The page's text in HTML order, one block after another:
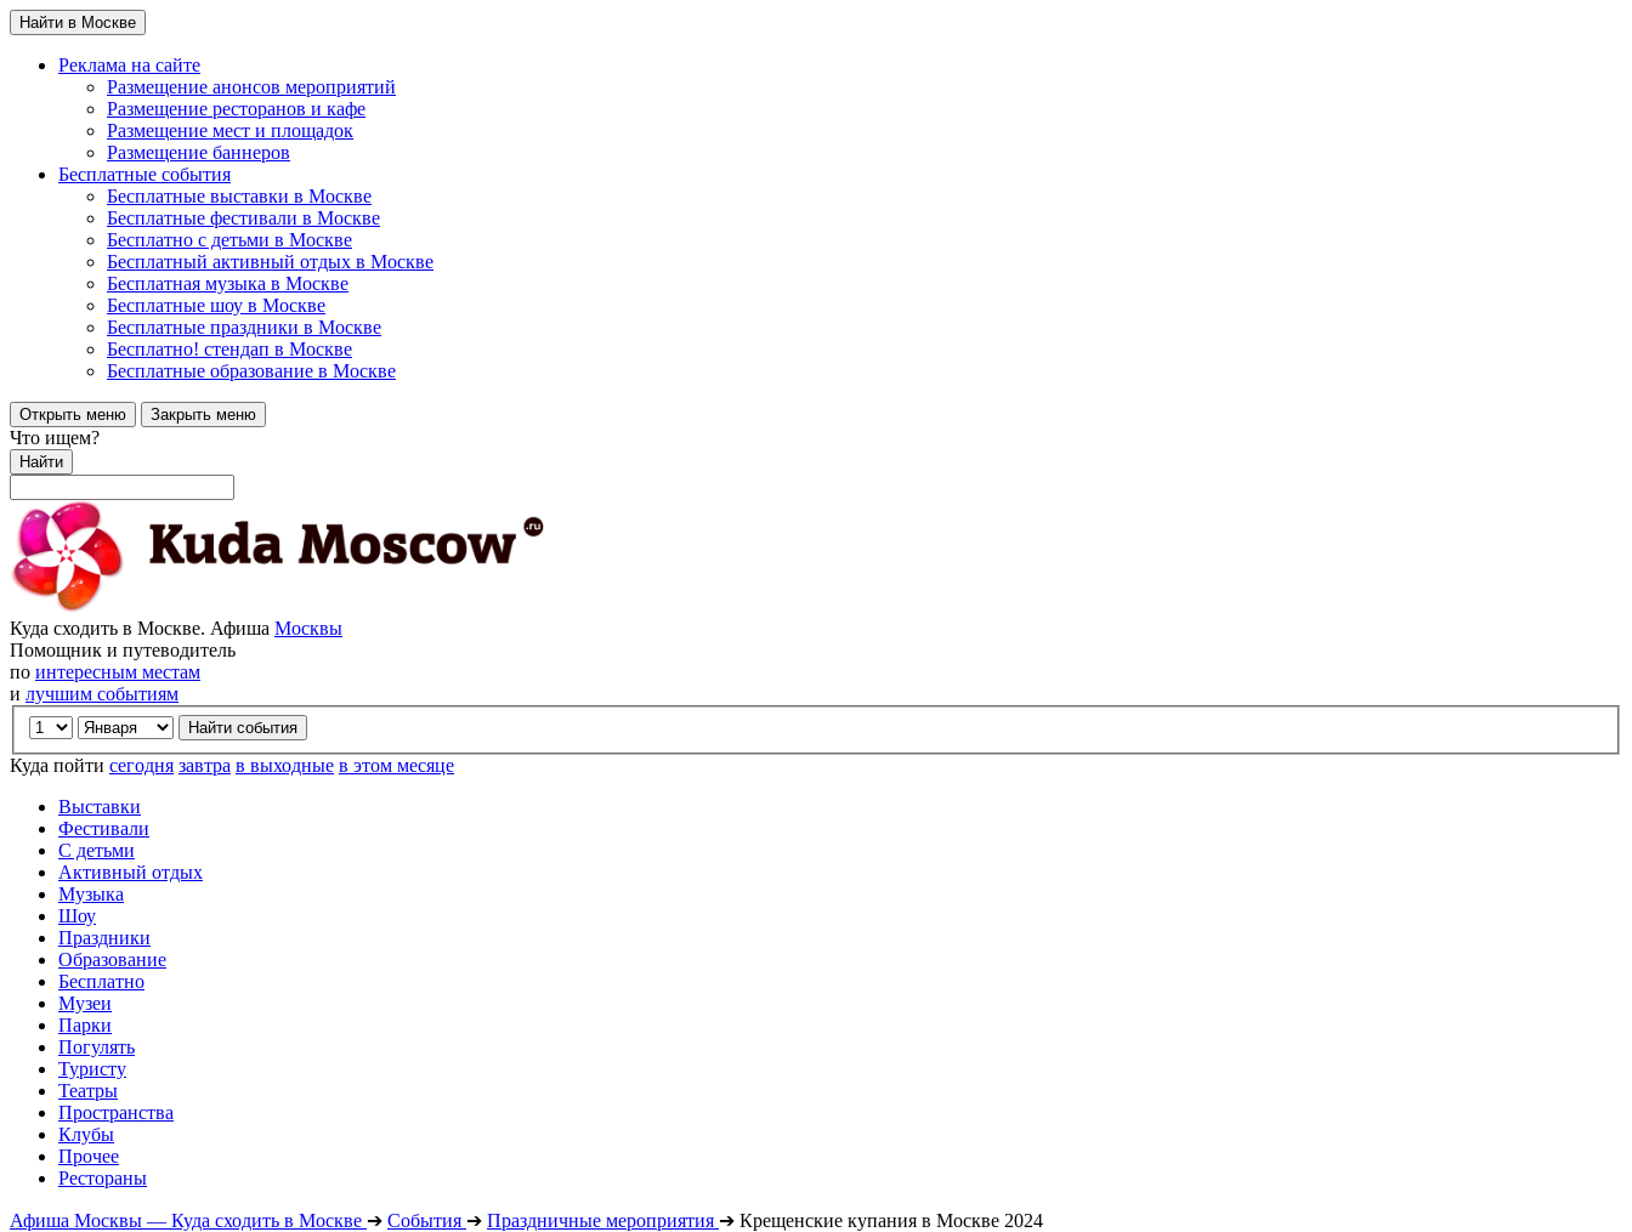
Найти в Москве
Реклама на сайте
Размещение анонсов мероприятий
Размещение ресторанов и кафе
Размещение мест и площадок
Размещение баннеров
Бесплатные события
Бесплатные выставки в Москве
Бесплатные фестивали в Москве
Бесплатно с детьми в Москве
Бесплатный активный отдых в Москве
Бесплатная музыка в Москве
Бесплатные шоу в Москве
Бесплатные праздники в Москве
Бесплатно! стендап в Москве
Бесплатные образование в Москве
Открыть меню Закрыть меню
Что ищем?
Найти
Куда сходить в Москве. Афиша Москвы
Помощник и путеводитель
по интересным местам
и лучшим событиям
Куда пойти сегодня завтра в выходные в этом месяце
Выставки
Фестивали
С детьми
Активный отдых
Музыка
Шоу
Праздники
Образование
Бесплатно
Музеи
Парки
Погулять
Туристу
Театры
Пространства
Клубы
Прочее
Рестораны
Афиша Москвы — Куда сходить в Москве ➔ События ➔ Праздничные мероприятия ➔ Крещенские купания в Москве 2024